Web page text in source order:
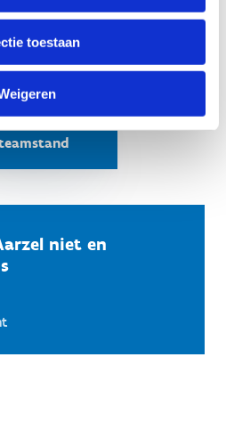
toestaan
tot 21 mei 2026.
een
niet en